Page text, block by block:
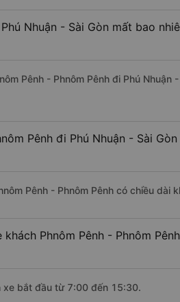
Nhuận - Sài Gòn mất bao
Pênh - Phnôm Pênh đi Phú Nhuận
Pênh đi Phú Nhuận - Sài
Pênh - Phnôm Pênh có chiều dài
Phnôm Pênh - Phnôm
xe bắt đầu từ 7:00 đến 15:30.